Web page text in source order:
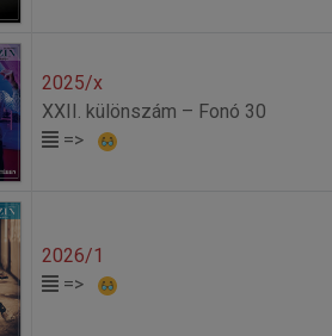
2025/x
XXII. különszám – Fonó 30
=>
2026/1
=>